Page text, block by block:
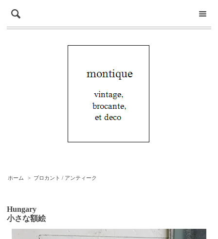
ホーム > ブロカント / アンティーク
Hungary
小さな額絵